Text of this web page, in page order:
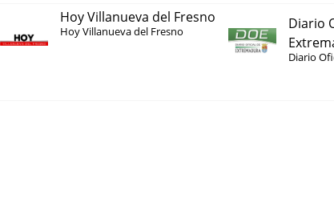
Hoy Villanueva del Fresno
Hoy Villanueva del Fresno
Diario
Diario